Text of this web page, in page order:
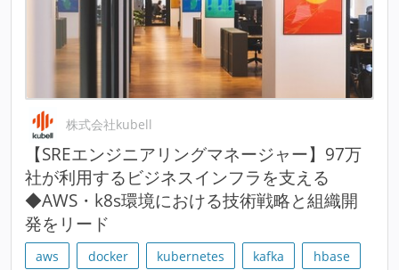
株式会社kubell
【SREエンジニアリングマネージャー】97万
社が利用するビジネスインフラを支える
◆AWS・k8s環境における技術戦略と組織開
発をリード
aws docker kubernetes kafka
hbase